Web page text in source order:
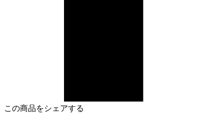
この商品をシェアする